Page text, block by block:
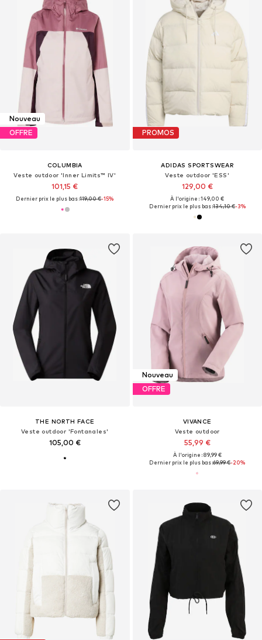
Nouveau
OFFRE
COLUMBIA
Veste outdoor 'Inner Limits™ IV'
101,15 €
Dernier prix le plus bas :119,00 €-15%
PROMOS
ADIDAS SPORTSWEAR
Veste outdoor 'ESS'
129,00 €
À l'origine : 149,00 €
Dernier prix le plus bas :134,10 €-3%
THE NORTH FACE
Veste outdoor 'Fontanales'
105,00 €
Nouveau
OFFRE
VIVANCE
Veste outdoor
55,99 €
À l'origine : 89,99 €
Dernier prix le plus bas :69,99 €-20%